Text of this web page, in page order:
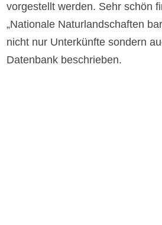
vorgestellt werden. Sehr schön
„Nationale Naturlandschaften
nicht nur Unterkünfte sondern
Datenbank beschrieben.